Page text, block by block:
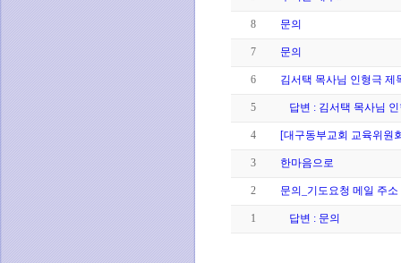
8 문의
7 문의
6 김서택 목사님 인형극 제
5 답변 : 김서택 목사님
4 [대구동부교회 교육위원
3 한마음으로
2 문의_기도요청 메일 주소
1 답변 : 문의